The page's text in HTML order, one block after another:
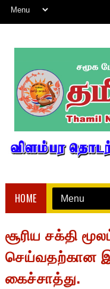
HOME
சூரிய சக்தி
செய்வதற்கான
கைச்சாத்து.